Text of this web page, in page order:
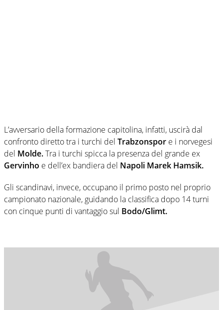
L’avversario della formazione capitolina, infatti, uscirà dal
confronto diretto tra i turchi del Trabzonspor e i norvegesi
del Molde.Tra i turchi spicca la presenza del grande ex
Gervinho e dell’ex bandiera del Napoli Marek Hamsik.
Gli scandinavi, invece, occupano il primo posto nel proprio
campionato nazionale, guidando la classifica dopo 14 turni
con cinque punti di vantaggio sul Bodo/Glimt.